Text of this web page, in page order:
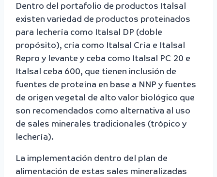
Dentro del portafolio de productos Italsal
existen variedad de productos proteinados
para lechería como Italsal DP (doble
propósito), cría como Italsal Cría e Italsal
Repro y levante y ceba como Italsal PC 20 e
Italsal ceba 600, que tienen inclusión de
fuentes de proteína en base a NNP y fuentes
de origen vegetal de alto valor biológico que
son recomendados como alternativa al uso
de sales minerales tradicionales (trópico y
lechería).
La implementación dentro del plan de
alimentación de estas sales mineralizadas